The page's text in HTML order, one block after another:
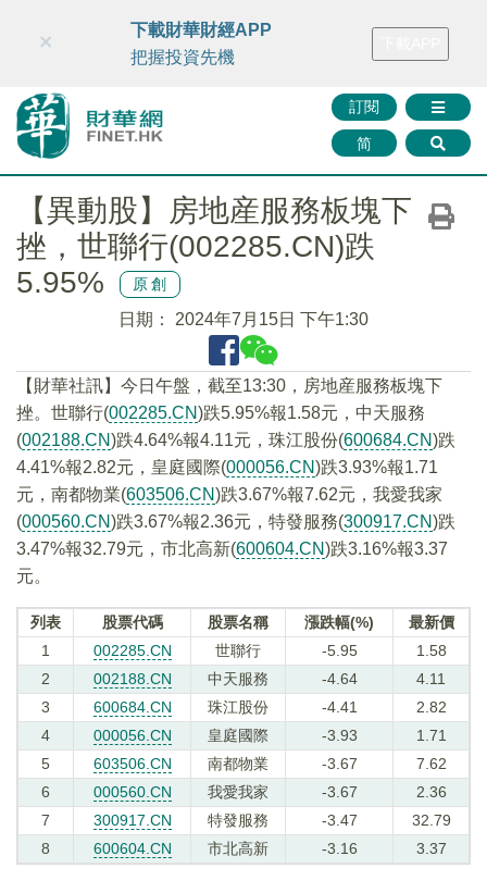
財華智庫網 FINTV FINMETA 財華證券 媒體矩陣
訂閱
简
×
下載財華財經APP
把握投資先機
【異動股】房地産服務板塊下
挫，世聯行(002285.CN)跌
5.95%
原創
日期： 2024年7月15日 下午1:30
【財華社訊】今日午盤，截至13:30，房地産服務板塊下
挫。世聯行(002285.CN)跌5.95%報1.58元，中天服務
(002188.CN)跌4.64%報4.11元，珠江股份(600684.CN)跌
4.41%報2.82元，皇庭國際(000056.CN)跌3.93%報1.71
元，南都物業(603506.CN)跌3.67%報7.62元，我愛我家
(000560.CN)跌3.67%報2.36元，特發服務(300917.CN)跌
3.47%報32.79元，市北高新(600604.CN)跌3.16%報3.37
元。
列表 股票代碼 股票名稱 漲跌幅(%)
最新價
1
002285.CN 世聯行 -5.95
1.58
2
002188.CN 中天服務 -4.64
4.11
3
600684.CN 珠江股份 -4.41
2.82
4
000056.CN 皇庭國際 -3.93
1.71
5
603506.CN 南都物業 -3.67
7.62
6
000560.CN 我愛我家 -3.67
2.36
7
300917.CN 特發服務 -3.47
32.79
8
600604.CN 市北高新 -3.16 3.37